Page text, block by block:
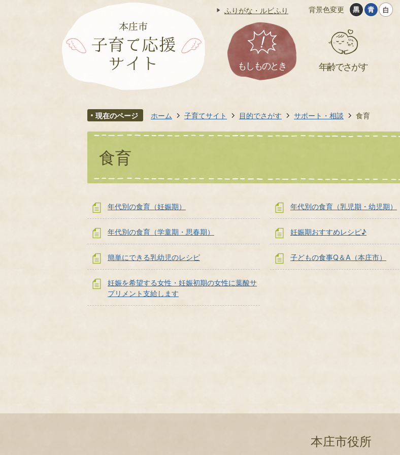
ふりがな・ルビふり 背景色変更
もしものとき 年齢でさがす
現在のページ ホーム 子育てサイト 目的でさがす サポート・相談 食育
食育
年代別の食育（妊娠期） 年代別の食育（乳児期・幼児期）
年代別の食育（学童期・思春期） 妊娠期おすすめレシピ♪
簡単にできる乳幼児のレシピ 子どもの食事Q＆A（本庄市）
妊娠を希望する女性・妊娠初期の女性に葉酸サ
プリメント支給します
本庄市役所